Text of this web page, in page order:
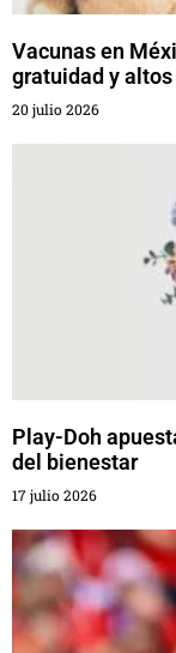
Vacunas en
gratuidad y
20 julio 2026
Play-Doh
del bienestar
17 julio 2026